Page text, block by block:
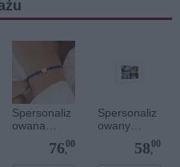
Spersonaliz
owana
bransoletka
sznurkowa -
76,
00
Spersonaliz
owany
plakat - 30 x
58,
00